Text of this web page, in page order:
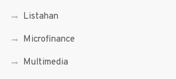
Listahan
Microfinance
Multimedia